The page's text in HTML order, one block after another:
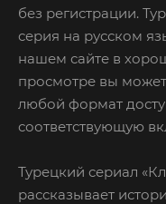
без регистрации.
серия на русском
нашем сайте в
просмотре вы
любой формат
соответствующую
Турецкий сериал
рассказывает